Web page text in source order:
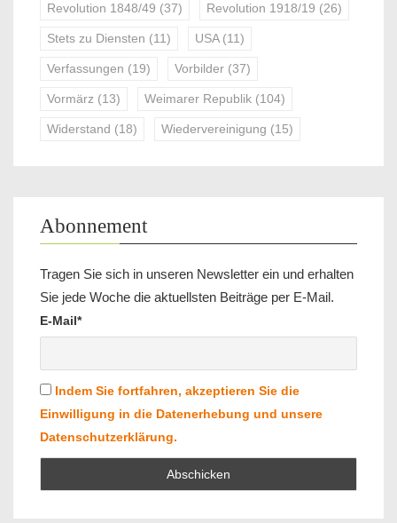
Revolution 1848/49 (37) Revolution 1918/19 (26)
Stets zu Diensten (11) USA(11)
Verfassungen (19) Vorbilder (37)
Vormärz (13) Weimarer Republik (104)
Widerstand (18) Wiedervereinigung (15)
Abonnement
Tragen Sie sich in unseren Newsletter ein und erhalten
Sie jede Woche die aktuellsten Beiträge per E-Mail.
E-Mail*
Indem Sie fortfahren, akzeptieren Sie die
Einwilligung in die Datenerhebung und unsere
Datenschutzerklärung.